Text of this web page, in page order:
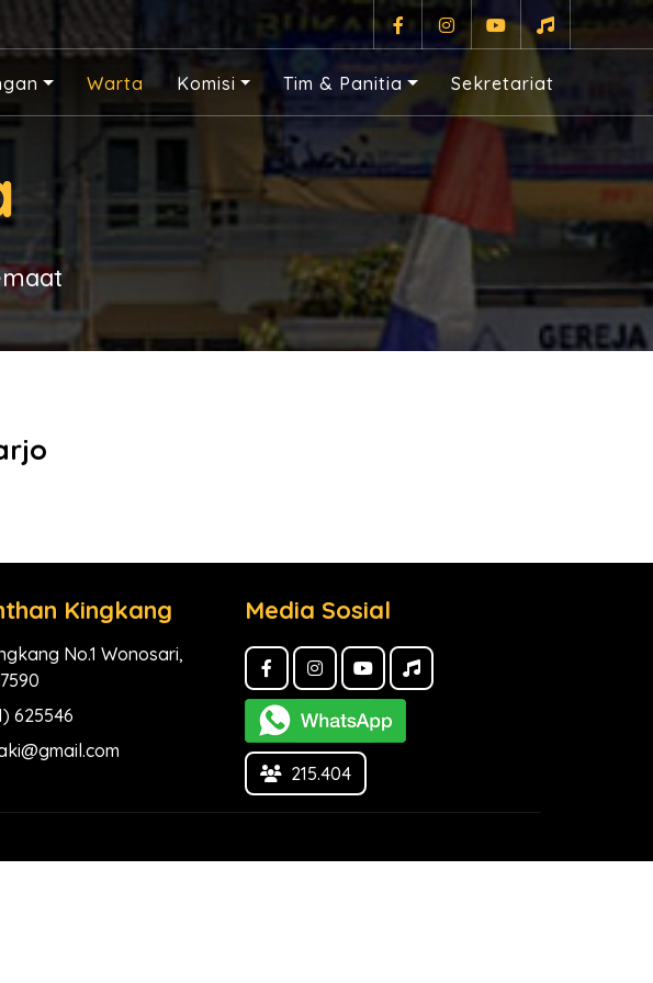
Warta Komisi Tim & Panitia Sekretariat
Kingkang
No.1 Wonosari,
625546
Media Sosial
215.404